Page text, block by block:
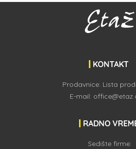
KONTAKT
Prodavnice: Lista
E-mail:
RADNO
Sedište firme: